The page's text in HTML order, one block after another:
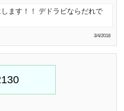
ます！！ デドラビならだれで
3/4/2018